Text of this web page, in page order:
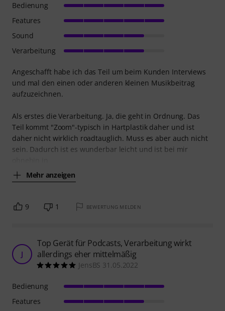
Angeschafft habe ich das Teil um beim Kunden Interviews
und mal den einen oder anderen kleinen Musikbeitrag
aufzuzeichnen.
Als erstes die Verarbeitung. Ja, die geht in Ordnung. Das
Teil kommt "Zoom"-typisch in Hartplastik daher und ist
daher nicht wirklich roadtauglich. Muss es aber auch nicht
sein. Dadurch ist es wunderbar leicht und ist bei mir
Mehr anzeigen
Bedienung
Features
Sound
Verarbeitung
9 1 BEWERTUNG MELDEN
J
Top Gerät für Podcasts, Verarbeitung wirkt
allerdings eher mittelmäßig
JensBS 31.05.2022
Bedienung
Features